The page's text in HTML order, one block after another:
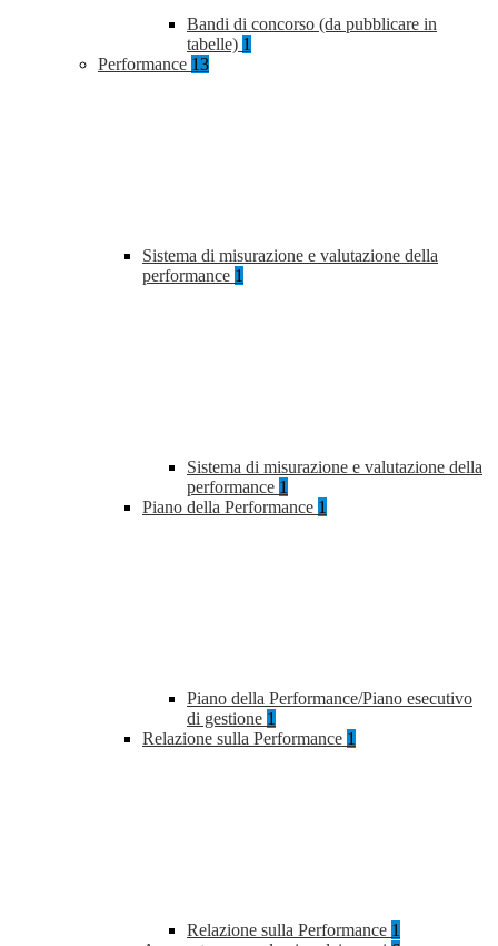
Bandi di concorso (da pubblicare in
tabelle) 1
Performance 13
Sistema di misurazione e valutazione della
performance 1
Sistema di misurazione e valutazione della
performance 1
Piano della Performance 1
Piano della Performance/Piano esecutivo
di gestione 1
Relazione sulla Performance 1
Relazione sulla Performance 1